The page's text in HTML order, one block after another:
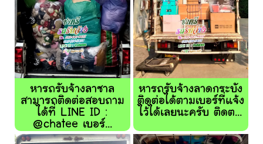
หารถรับจ้างลาซาล
สามารถติดต่อสอบถาม
ได้ที่ LINE ID :
@chatee เบอร์...
หารถรับจ้างลาดกระบัง
ติดต่อได้ตามเบอร์ที่แจ้ง
ไว้ได้เลยนะครับ ติดต...